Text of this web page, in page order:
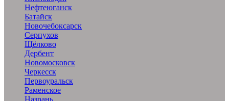
Нефтеюганск
Батайск
Новочебоксарск
Серпухов
Щёлково
Дербент
Новомосковск
Черкесск
Первоуральск
Раменское
Назрань